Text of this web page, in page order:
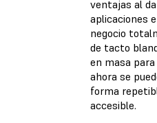
ventajas al
aplicaciones
negocio
de tacto
en masa
ahora se
forma
accesible.